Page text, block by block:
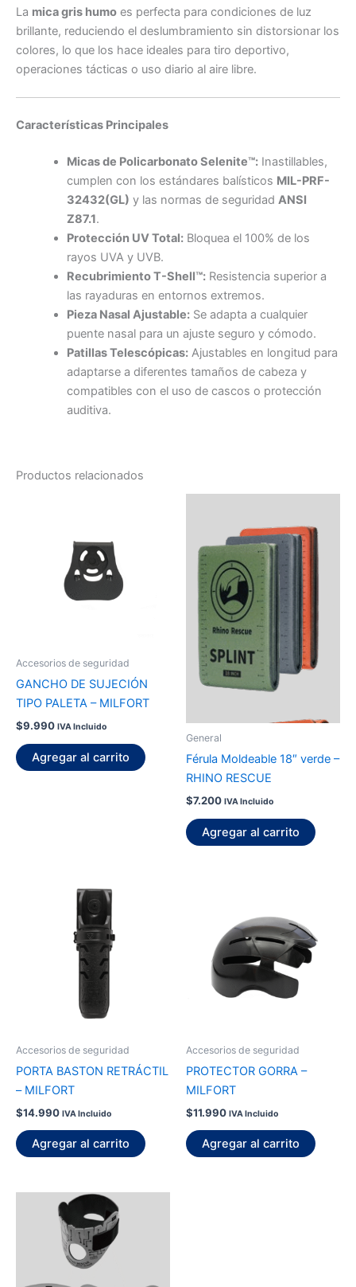
La mica gris humo es perfecta para condiciones de luz
brillante, reduciendo el deslumbramiento sin distorsionar los
colores, lo que los hace ideales para tiro deportivo,
operaciones tácticas o uso diario al aire libre.
Características Principales
Micas de Policarbonato Selenite™:Inastillables,
cumplen con los estándares balísticos MIL-PRF-
32432(GL) y las normas de seguridad ANSI
Z87.1.
Protección UV Total:Bloquea el 100% de los
rayos UVA y UVB.
Recubrimiento T-Shell™:Resistencia superior a
las rayaduras en entornos extremos.
Pieza Nasal Ajustable:Se adapta a cualquier
puente nasal para un ajuste seguro y cómodo.
Patillas Telescópicas:Ajustables en longitud para
adaptarse a diferentes tamaños de cabeza y
compatibles con el uso de cascos o protección
auditiva.
Productos relacionados
Accesorios de seguridad
GANCHO DE SUJECIÓN
TIPO PALETA – MILFORT
$9.990 IVA Incluido
Agregar al carrito
General
Férula Moldeable 18″ verde –
RHINO RESCUE
$7.200 IVA Incluido
Agregar al carrito
Accesorios de seguridad
PORTA BASTON RETRÁCTIL
– MILFORT
$14.990 IVA Incluido
Agregar al carrito
Accesorios de seguridad
PROTECTOR GORRA –
MILFORT
$11.990 IVA Incluido
Agregar al carrito